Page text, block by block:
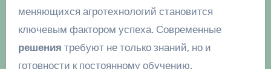
меняющихся агротехнологий становится
ключевым фактором успеха. Современные
решения требуют не только знаний, но и
готовности к постоянному обучению.